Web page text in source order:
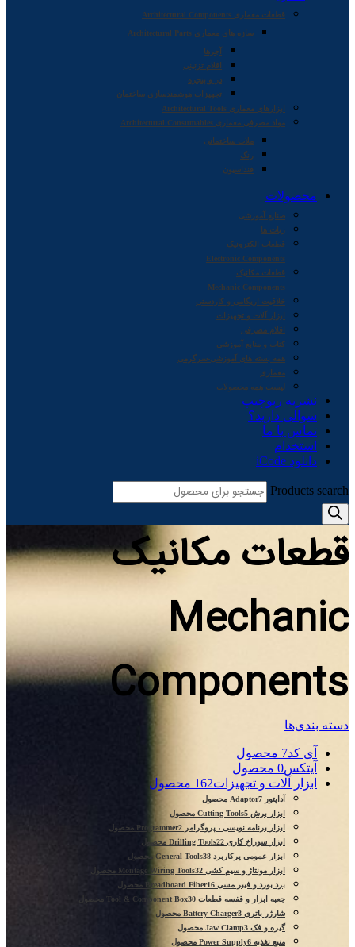
قطعات معماری Architectural Components
سازه های معماری Architectural Parts
آجرها
اقلام تزئینی
در و پنجره
تجهیزات هوشمندسازی ساختمان
ابزارهای معماری Architectural Tools
مواد مصرفی معماری Architectural Consumables
ملات ساختمانی
رنگ
فنداسیون
محصولات
صنایع آموزشی
ربات ها
قطعات الکترونیک
Electronic Components
قطعات مکانیک
Mechanic Components
خلاقیت اریگامی و کاردستی
ابزار آلات و تجهیزات
اقلام مصرفی
کتاب و منابع آموزشی
همه بسته های آموزشی-سرگرمی
معماری
لیست همه محصولات
نشریه ربوچیپ
سوالی دارید؟
تماس با ما
استخدام
دانلود iCode
Products search
قطعات مکانیک
Mechanic
Components
دسته بندی‌ها
آی کد7 محصول
آیتکس0 محصول
ابزار آلات و تجهیزات162 محصول
آداپتور Adaptor 7 محصول
ابزار برش Cutting Tools 5 محصول
ابزار برنامه نویسی ، پروگرامر Programmer 2 محصول
ابزار سوراخ کاری Drilling Tools 22 محصول
ابزار عمومی پرکاربرد General Tools 38 محصول
ابزار مونتاژ و سیم کشی Montage Wiring Tools 32 محصول
برد بورد و فیبر مسی Breadboard Fiber 16 محصول
جعبه ابزار و قفسه قطعات Tool & Component Box 30 محصول
شارژر باتری Battery Charger 3 محصول
گیره و فک Jaw Clamp 3 محصول
منبع تغذیه Power Supply 6 محصول